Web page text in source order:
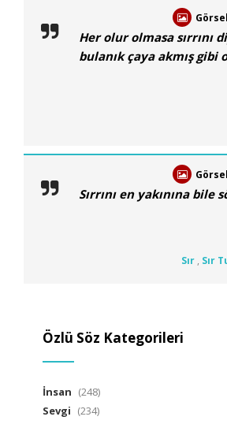
Her olur olmasa sırrını
bulanık çaya akmış gibi
Sırrını en yakınına bile
Sır , Sır
Özlü Söz Kategorileri
İnsan (248)
Sevgi (234)